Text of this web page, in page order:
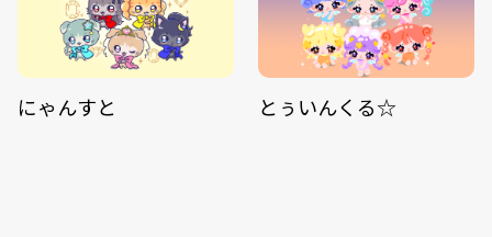
にゃんすと とぅいんくる☆